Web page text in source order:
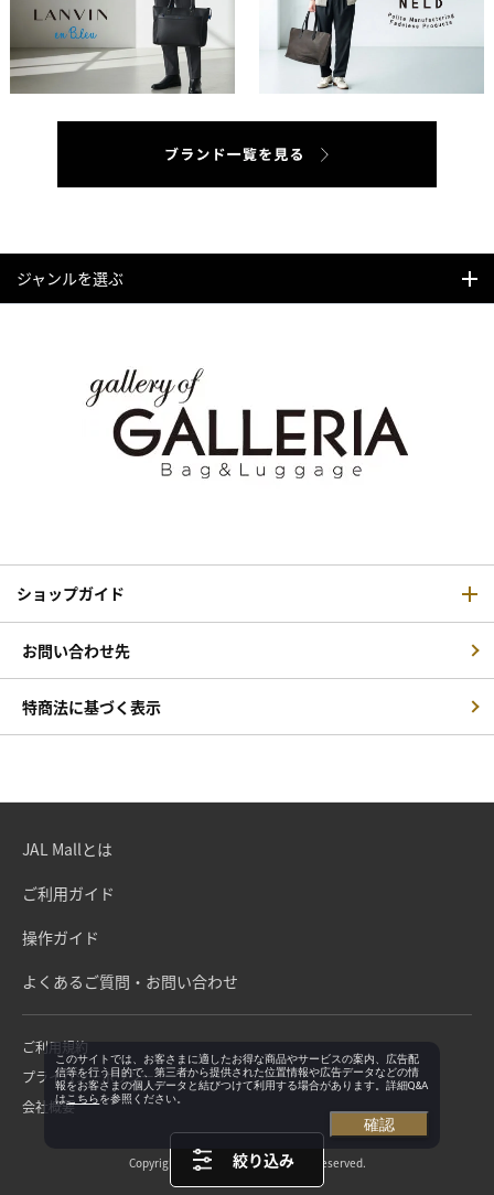
ジャンルを選ぶ
絞り込み
ショップガイド
お問い合わせ先
特商法に基づく表示
JAL Mallとは
ご利用ガイド
操作ガイド
よくあるご質問・お問い合わせ
ご利用規約
プライバシーポリシー
会社概要
Copyright©Japan Airlines. All rights reserved.
このサイトでは、お客さまに適したお得な商品やサービスの案内、広告配
信等を行う目的で、第三者から提供された位置情報や広告データなどの情
報をお客さまの個人データと結びつけて利用する場合があります。詳細Q&A
はこちらを参照ください。
確認